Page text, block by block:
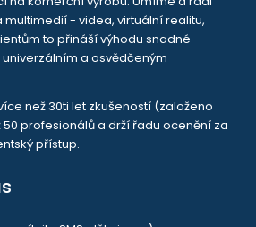
multimedií - videa, virtuální realitu,
to přináší výhodu snadné
a osvědčeným
než 30ti let zkušeností (založeno
50 profesionálů a drží řadu ocenění za
přístup.